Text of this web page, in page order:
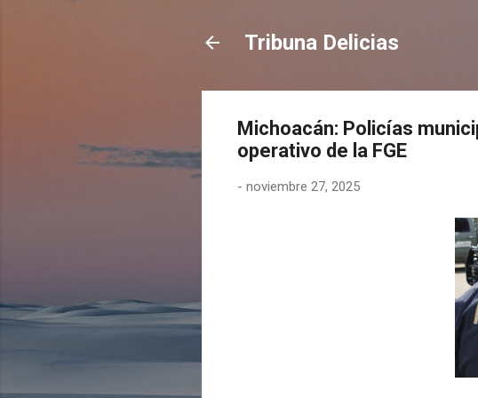
Tribuna Delicias
Michoacán: Policías
operativo de la FGE
- noviembre 27, 2025